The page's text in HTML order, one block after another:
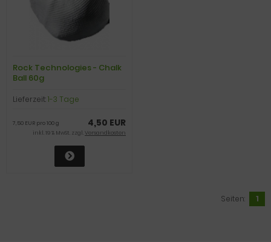
Rock Technologies - Chalk
Ball 60g
Lieferzeit:1-3 Tage
4,50 EUR
7,50 EUR pro 100 g
inkl. 19 % MwSt. zzgl.Versandkosten
Seiten: 1